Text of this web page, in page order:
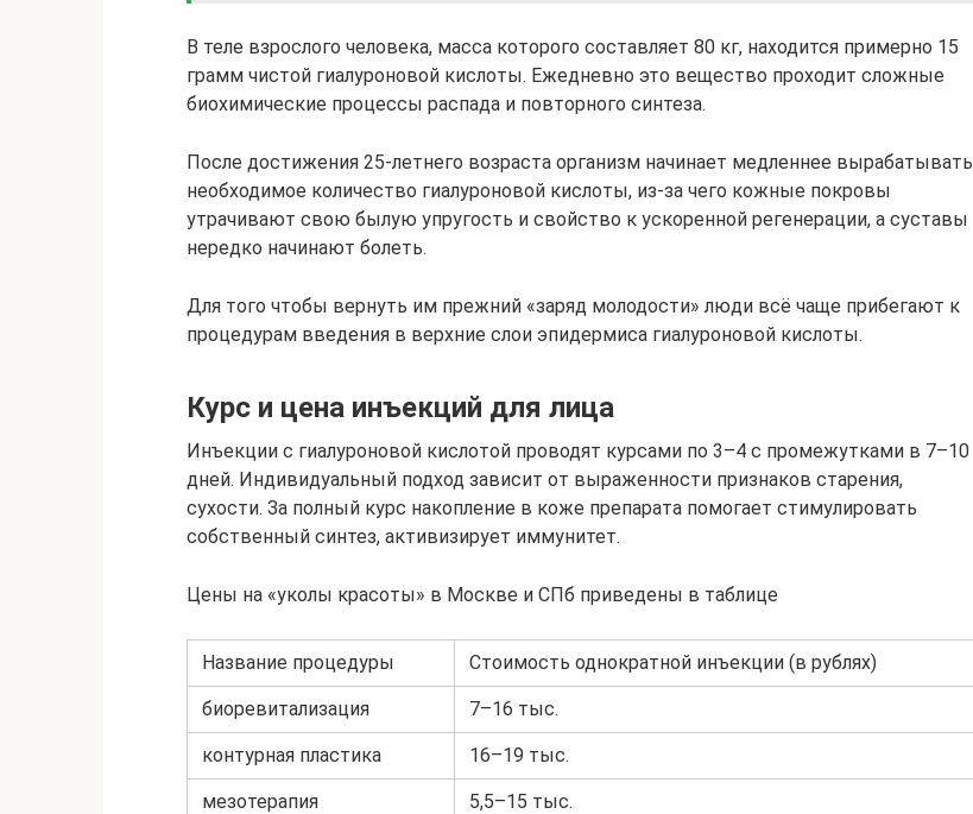
В теле взрослого человека, масса которого составляет 80 кг, находится примерно 15
грамм чистой гиалуроновой кислоты. Ежедневно это вещество проходит сложные
биохимические процессы распада и повторного синтеза.
После достижения 25-летнего возраста организм начинает медленнее вырабатывать
необходимое количество гиалуроновой кислоты, из-за чего кожные покровы
утрачивают свою былую упругость и свойство к ускоренной регенерации, а суставы
нередко начинают болеть.
Для того чтобы вернуть им прежний «заряд молодости» люди всё чаще прибегают к
процедурам введения в верхние слои эпидермиса гиалуроновой кислоты.
Курс и цена инъекций для лица
Инъекции с гиалуроновой кислотой проводят курсами по 3–4 с промежутками в 7–10
дней. Индивидуальный подход зависит от выраженности признаков старения,
сухости. За полный курс накопление в коже препарата помогает стимулировать
собственный синтез, активизирует иммунитет.
Цены на «уколы красоты» в Москве и СПб приведены в таблице
Название процедуры Стоимость однократной инъекции (в рублях)
биоревитализация 7–16 тыс.
контурная пластика 16–19 тыс.
мезотерапия 5,5–15 тыс.